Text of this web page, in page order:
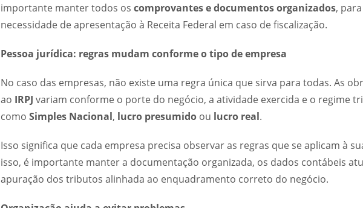
importante manter todos os comprovantes e documentos organizados,
necessidade de apresentação à Receita Federal em caso de fiscalização.
Pessoa jurídica: regras mudam conforme o tipo de empresa
No caso das empresas, não existe uma regra única que sirva para todas. As
ao IRPJ variam conforme o porte do negócio, a atividade exercida e o regime
como Simples Nacional, lucro presumidoou lucro real.
Isso significa que cada empresa precisa observar as regras que se aplicam à
isso, é importante manter a documentação organizada, os dados contábeis
apuração dos tributos alinhada ao enquadramento correto do negócio.